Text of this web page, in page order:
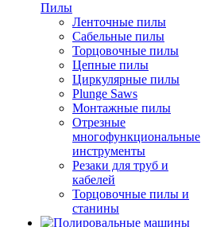
Пилы
Ленточные пилы
Сабельные пилы
Торцовочные пилы
Цепные пилы
Циркулярные пилы
Plunge Saws
Монтажные пилы
Отрезные
многофункциональные
инструменты
Резаки для труб и
кабелей
Торцовочные пилы и
станины